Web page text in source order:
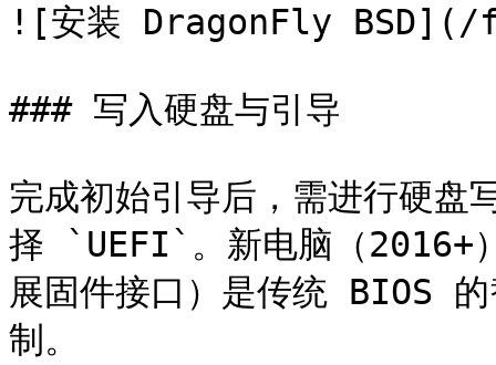
![安装 DragonFly BSD](/
### 写入硬盘与引导
完成初始引导后，需进行硬盘
择 `UEFI`。新电脑（2016+
展固件接口）是传统 BIOS
制。